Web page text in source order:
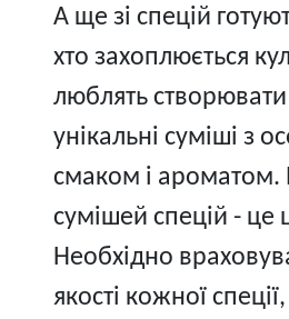
А ще зі спецій
хто захоплюється
люблять створювати
унікальні суміші з
смаком і ароматом.
сумішей спецій - це
Необхідно
якості кожної